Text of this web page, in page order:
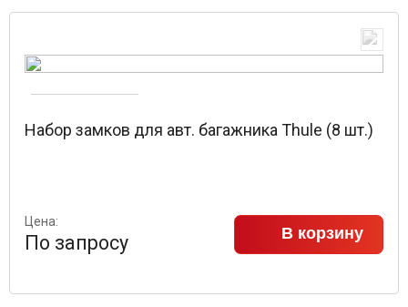
Набор замков для авт. багажника Thule (8 шт.)
Цена:
По запросу В корзину